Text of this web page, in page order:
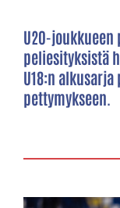
U20-
peliesityksistä
U18:n
pettymykseen.